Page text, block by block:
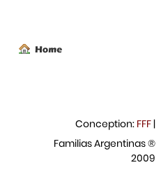
Conception: FFF|
Familias Argentinas ®
2009